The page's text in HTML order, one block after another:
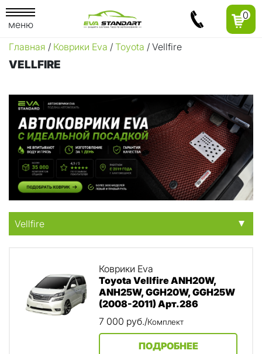
меню
0
Главная / Коврики Eva / Toyota / Vellfire
VELLFIRE
Vellfire
Коврики Eva
Toyota Vellfire ANH20W,
ANH25W, GGH20W, GGH25W
(2008-2011) Арт.286
7 000 руб./Комплект
ПОДРОБНЕЕ